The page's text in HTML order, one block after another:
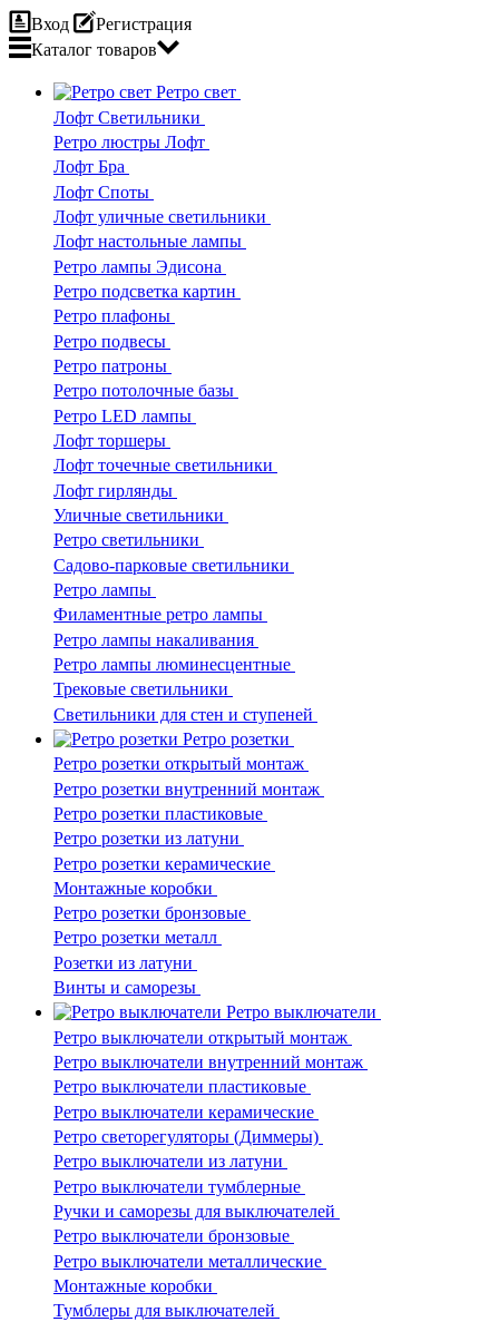
Вход
Регистрация
Каталог товаров
Ретро свет
Лофт Светильники
Ретро люстры Лофт
Лофт Бра
Лофт Споты
Лофт уличные светильники
Лофт настольные лампы
Ретро лампы Эдисона
Ретро подсветка картин
Ретро плафоны
Ретро подвесы
Ретро патроны
Ретро потолочные базы
Ретро LED лампы
Лофт торшеры
Лофт точечные светильники
Лофт гирлянды
Уличные светильники
Ретро светильники
Садово-парковые светильники
Ретро лампы
Филаментные ретро лампы
Ретро лампы накаливания
Ретро лампы люминесцентные
Трековые светильники
Светильники для стен и ступеней
Ретро розетки
Ретро розетки открытый монтаж
Ретро розетки внутренний монтаж
Ретро розетки пластиковые
Ретро розетки из латуни
Ретро розетки керамические
Монтажные коробки
Ретро розетки бронзовые
Ретро розетки металл
Розетки из латуни
Винты и саморезы
Ретро выключатели
Ретро выключатели открытый монтаж
Ретро выключатели внутренний монтаж
Ретро выключатели пластиковые
Ретро выключатели керамические
Ретро светорегуляторы (Диммеры)
Ретро выключатели из латуни
Ретро выключатели тумблерные
Ручки и саморезы для выключателей
Ретро выключатели бронзовые
Ретро выключатели металлические
Монтажные коробки
Тумблеры для выключателей